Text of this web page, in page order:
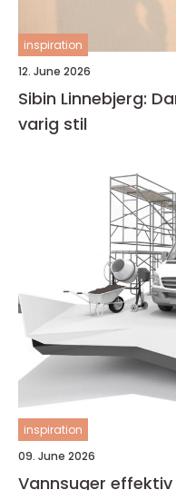
inspiration
12. June 2026
Sibin Linnebjerg:
varig stil
inspiration
09. June 2026
Vannsuger effektiv hjelp ved vannskader og